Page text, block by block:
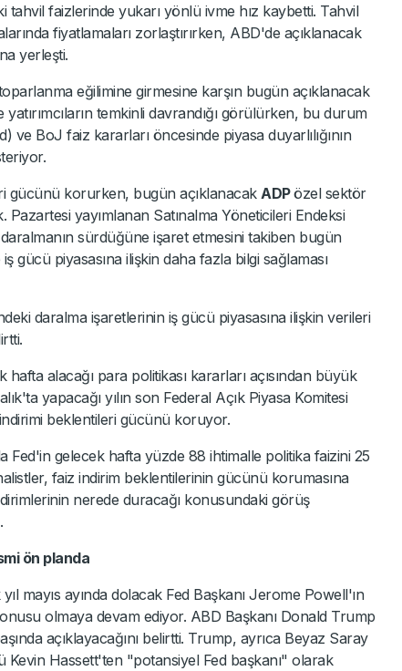
faizlerinde yukarı yönlü ivme hız kaybetti. Tahvil
fiyatlamaları zorlaştırırken, ABD'de açıklanacak
yerleşti.
eğilimine girmesine karşın bugün açıklanacak
temkinli davrandığı görülürken, bu durum
ve BoJ faiz kararları öncesinde piyasa duyarlılığının
gücünü korurken, bugün açıklanacak ADPözel sektör
Pazartesi yayımlanan Satınalma Yöneticileri Endeksi
sürdüğüne işaret etmesini takiben bugün
gücü piyasasına ilişkin daha fazla bilgi sağlaması
daralma işaretlerinin iş gücü piyasasına ilişkin verileri
alacağı para politikası kararları açısından büyük
yapacağı yılın son Federal Açık Piyasa Komitesi
beklentileri gücünü koruyor.
Fed'in gelecek hafta yüzde 88 ihtimalle politika faizini 25
faiz indirim beklentilerinin gücünü korumasına
nerede duracağı konusundaki görüş
ön planda
mayıs ayında dolacak Fed Başkanı Jerome Powell'ın
olmaya devam ediyor. ABD Başkanı Donald Trump
açıklayacağını belirtti. Trump, ayrıca Beyaz Saray
Hassett'ten "potansiyel Fed başkanı" olarak